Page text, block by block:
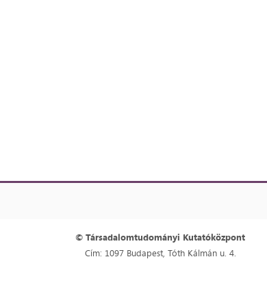
© Társadalomtudományi Kutatóközpont
Cím: 1097 Budapest, Tóth Kálmán u. 4.